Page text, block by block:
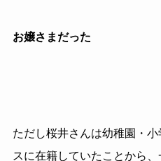
お嬢さまだった
ただし桜井さんは幼稚園・
スに在籍していたことから